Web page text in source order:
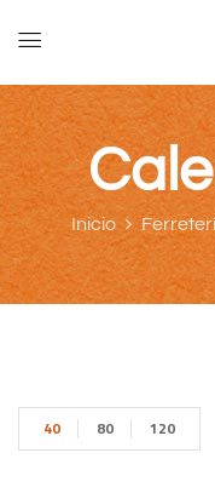
Inicio
40 80 120